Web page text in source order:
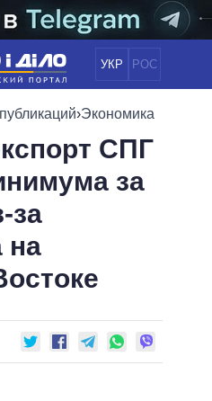
УКР РОС
ПОЛИТИКА
ЭКОНОМИКА
ОБЩЕСТВО
ПОЛИТИКОВ
›Экономика
СПГ
за
за
на